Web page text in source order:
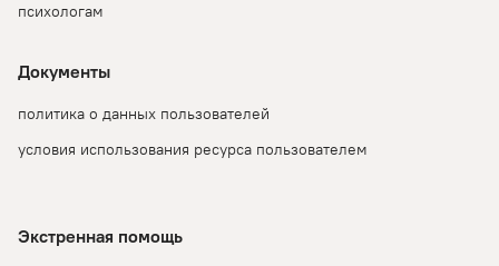
психологам
Документы
политика о данных пользователей
условия использования ресурса пользователем
Экстренная помощь